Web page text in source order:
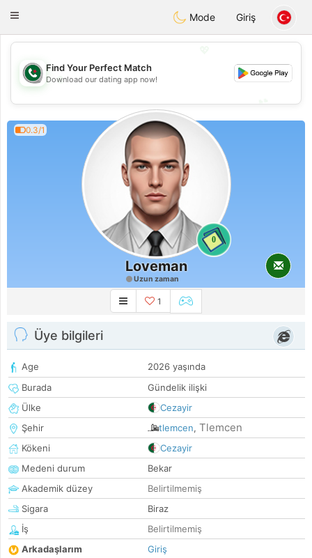
Weshrak
Toggle
Mode Giriş
💖
💕
Find Your Perfect Match
Download our dating app now!
0.3/1
0
Loveman
Uzun zaman
1
Üye bilgileri
Age
2026 yaşında
Burada
Gündelik ilişki
Ülke
Cezayir
Şehir
tlemcen, Tlemcen
Kökeni
Cezayir
Medeni durum
Bekar
Akademik düzey
Belirtilmemiş
Sigara
Biraz
İş
Belirtilmemiş
Arkadaşlarım
Giriş